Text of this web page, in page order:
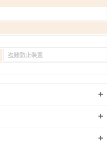
盗難防止装置